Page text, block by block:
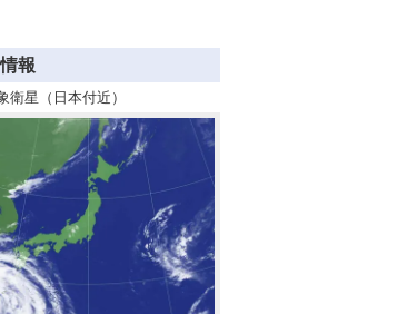
報
衛星（日本付近）